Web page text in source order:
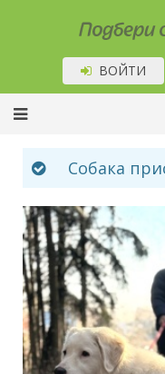
Подбери
ВОЙТИ
Собака